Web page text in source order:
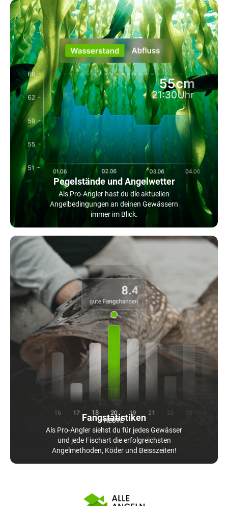
Pegelstände und Angelwetter
Als Pro-Angler hast du die aktuellen
Angelbedingungen an deinen Gewässern
immer im Blick.
Fangstatistiken
Als Pro-Angler siehst du für jedes Gewässer
und jede Fischart die erfolgreichsten
Angelmethoden, Köder und Beisszeiten!